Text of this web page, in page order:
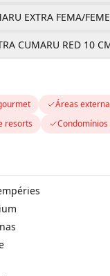
EXTRA FEMA/
CUMARU RED 10
Áreas
resorts